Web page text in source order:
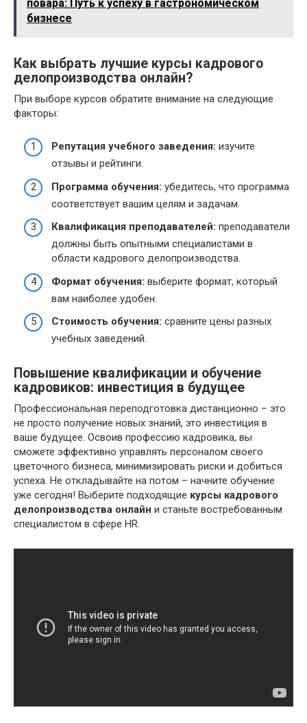
повара: Путь к успеху в гастрономическом
бизнесе
Как выбрать лучшие курсы кадрового
делопроизводства онлайн?
При выборе курсов обратите внимание на следующие
факторы:
Репутация учебного заведения: изучите
отзывы и рейтинги.
Программа обучения: убедитесь, что программа
соответствует вашим целям и задачам.
Квалификация преподавателей: преподаватели
должны быть опытными специалистами в
области кадрового делопроизводства.
Формат обучения: выберите формат, который
вам наиболее удобен.
Стоимость обучения: сравните цены разных
учебных заведений.
Повышение квалификации и обучение
кадровиков: инвестиция в будущее
Профессиональная переподготовка дистанционно – это
не просто получение новых знаний, это инвестиция в
ваше будущее. Освоив профессию кадровика, вы
сможете эффективно управлять персоналом своего
цветочного бизнеса, минимизировать риски и добиться
успеха. Не откладывайте на потом – начните обучение
уже сегодня! Выберите подходящие курсы кадрового
делопроизводства онлайн и станьте востребованным
специалистом в сфере HR.